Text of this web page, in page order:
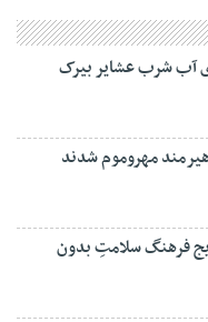
آب شرب عشایر بیرک
فرهنگ سلامتِ بدون